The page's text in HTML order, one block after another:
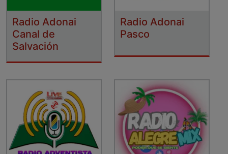
Radio Adonai
Canal de
Salvación
Radio Adonai
Pasco